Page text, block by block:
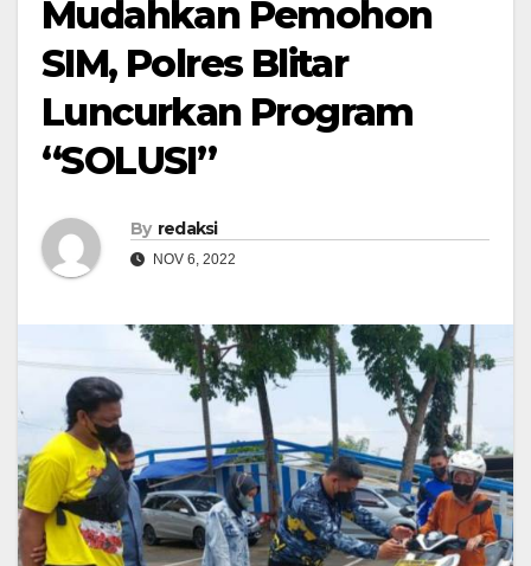
Mudahkan Pemohon
SIM, Polres Blitar
Luncurkan Program
“SOLUSI”
By redaksi
NOV 6, 2022